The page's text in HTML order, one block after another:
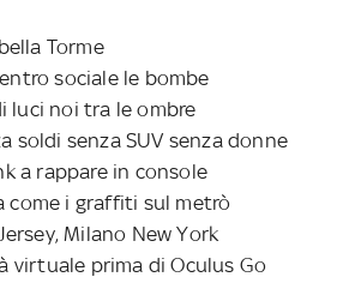
Torme
sociale le bombe
luci noi tra le ombre
soldi senza SUV senza donne
a rappare in console
come i graffiti sul metrò
Milano New York
virtuale prima di Oculus Go